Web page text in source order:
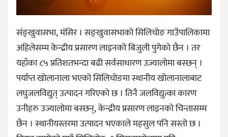
संङ्खुवासभा, मंसिर । सङ्खुवासभाको सिलिचोङ गाउँपालिकामा
अहिलेसम्म केन्द्रीय प्रसारण लाइनको बिजुली पुगेको छैन । तर
यहाँका ८५ प्रतिशतभन्दा बढी सर्वसाधारण उज्यालोमा बस्छन् ।
पर्याप्त खोलानाला भएको सिलिचोङमा स्थानीय खोलानालाबाट
लघुजलविद्युत् उत्पादन गरिएको छ । तिनै जलविद्युत्का कारण
उनीहरु उज्यालोमा बस्छन्, केन्द्रीय प्रसारण लाइनको चिन्तासम्म
छैन । स्थानीयस्तरमा उत्पादन भएकाले महसुल पनि सस्तो छ ।